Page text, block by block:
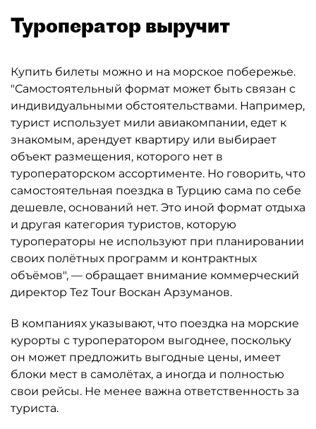
Туроператор выручит
Купить билеты можно и на морское побережье.
"Самостоятельный формат может быть связан с
индивидуальными обстоятельствами. Например,
турист использует мили авиакомпании, едет к
знакомым, арендует квартиру или выбирает
объект размещения, которого нет в
туроператорском ассортименте. Но говорить, что
самостоятельная поездка в Турцию сама по себе
дешевле, оснований нет. Это иной формат отдыха
и другая категория туристов, которую
туроператоры не используют при планировании
своих полётных программ и контрактных
объёмов", — обращает внимание коммерческий
директор Tez Tour Воскан Арзуманов.
В компаниях указывают, что поездка на морские
курорты с туроператором выгоднее, поскольку
он может предложить выгодные цены, имеет
блоки мест в самолётах, а иногда и полностью
свои рейсы. Не менее важна ответственность за
туриста.